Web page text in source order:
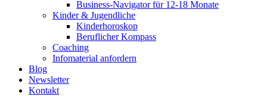
Business-Navigator für 12-18 Monate
Kinder & Jugendliche
Kinderhoroskop
Beruflicher Kompass
Coaching
Infomaterial anfordern
Blog
Newsletter
Kontakt